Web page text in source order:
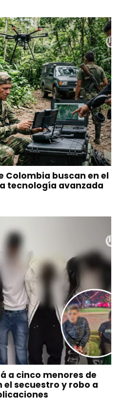
Colombia buscan en el
tecnología avanzada
a cinco menores de
secuestro y robo a